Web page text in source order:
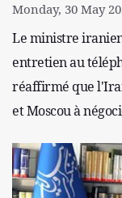
Monday, 30 May
Le ministre
entretien au
réaffirmé que
et Moscou à